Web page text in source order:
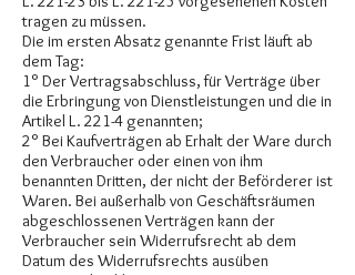
tragen zu müssen.
Die im ersten Absatz genannte Frist läuft ab
dem Tag:
1° Der Vertragsabschluss, für Verträge über
die Erbringung von Dienstleistungen und die in
Artikel L. 221-4 genannten;
2° Bei Kaufverträgen ab Erhalt der Ware durch
den Verbraucher oder einen von ihm
benannten Dritten, der nicht der Beförderer ist
Waren. Bei außerhalb von Geschäftsräumen
abgeschlossenen Verträgen kann der
Verbraucher sein Widerrufsrecht ab dem
Datum des Widerrufsrechts ausüben